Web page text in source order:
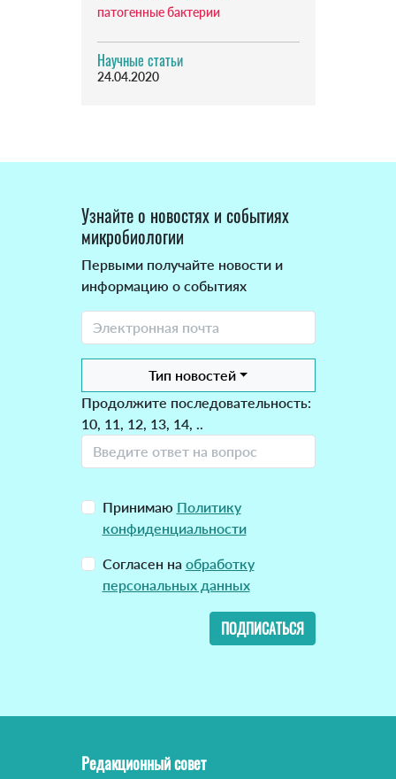
патогенные бактерии
Научные статьи
24.04.2020
Узнайте о новостях и событиях
микробиологии
Первыми получайте новости и
информацию о событиях
Тип новостей
Продолжите последовательность:
10, 11, 12, 13, 14, ..
Принимаю Политику
конфиденциальности
Согласен на обработку
персональных данных
ПОДПИСАТЬСЯ
Редакционный совет